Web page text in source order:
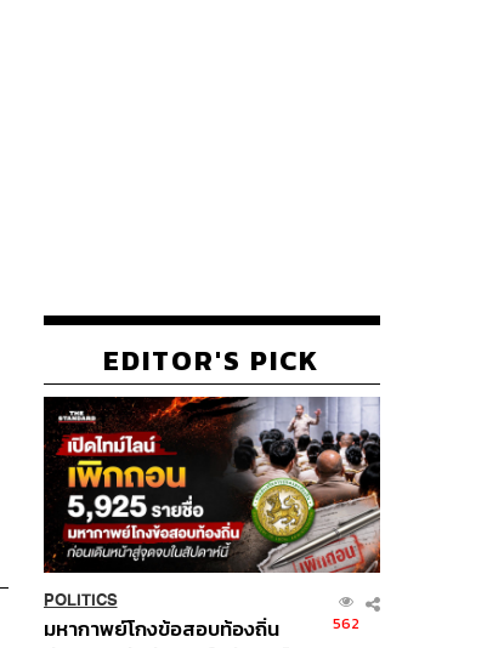
EDITOR'S PICK
POLITICS
มหากาพย์โกงข้อสอบท้องถิ่น
562